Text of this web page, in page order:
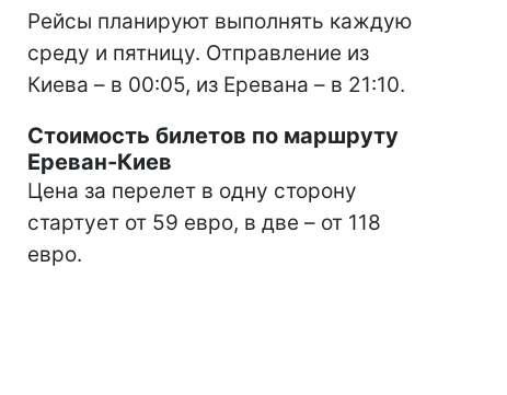
Рейсы планируют выполнять каждую
среду и пятницу. Отправление из
Киева – в 00:05, из Еревана – в 21:10.
Стоимость билетов по маршруту
Ереван-Киев
Цена за перелет в одну сторону
стартует от 59 евро, в две – от 118
евро.